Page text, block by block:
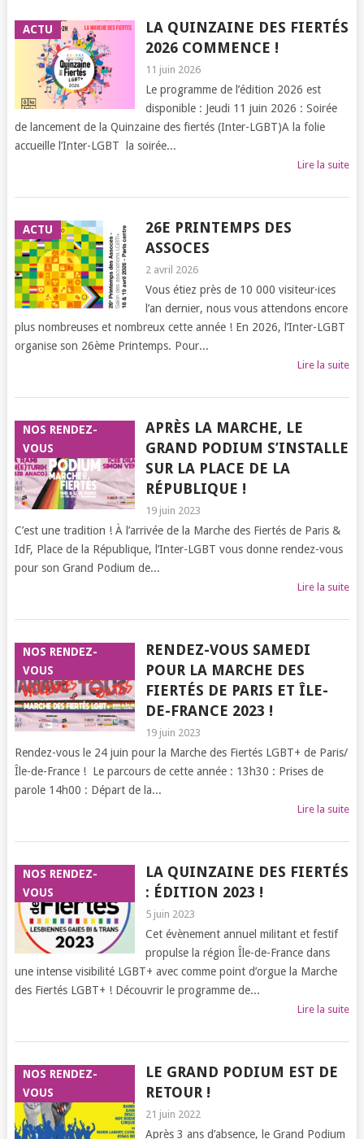
ACTU
LA QUINZAINE DES FIERTÉS
2026 COMMENCE !
11 juin 2026
Le programme de l’édition 2026 est
disponible : Jeudi 11 juin 2026 : Soirée
de lancement de la Quinzaine des fiertés (Inter-LGBT)A la folie
accueille l’Inter-LGBT la soirée...
Lire la suite
ACTU
26E PRINTEMPS DES
ASSOCES
2 avril 2026
Vous étiez près de 10 000 visiteur·ices
l’an dernier, nous vous attendons encore
plus nombreuses et nombreux cette année ! En 2026, l’Inter-LGBT
organise son 26ème Printemps. Pour...
Lire la suite
NOS RENDEZ-
VOUS
APRÈS LA MARCHE, LE
GRAND PODIUM S’INSTALLE
SUR LA PLACE DE LA
RÉPUBLIQUE !
19 juin 2023
C’est une tradition ! À l’arrivée de la Marche des Fiertés de Paris &
IdF, Place de la République, l’Inter-LGBT vous donne rendez-vous
pour son Grand Podium de...
Lire la suite
NOS RENDEZ-
VOUS
RENDEZ-VOUS SAMEDI
POUR LA MARCHE DES
FIERTÉS DE PARIS ET ÎLE-
DE-FRANCE 2023 !
19 juin 2023
Rendez-vous le 24 juin pour la Marche des Fiertés LGBT+ de Paris/
Île-de-France ! Le parcours de cette année : 13h30 : Prises de
parole 14h00 : Départ de la...
Lire la suite
NOS RENDEZ-
VOUS
LA QUINZAINE DES FIERTÉS
: ÉDITION 2023 !
5 juin 2023
Cet évènement annuel militant et festif
propulse la région Île-de-France dans
une intense visibilité LGBT+ avec comme point d’orgue la Marche
des Fiertés LGBT+ ! Découvrir le programme de...
Lire la suite
NOS RENDEZ-
VOUS
LE GRAND PODIUM EST DE
RETOUR !
21 juin 2022
Après 3 ans d’absence, le Grand Podium